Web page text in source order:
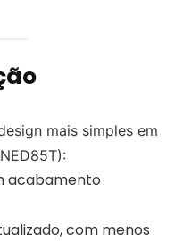
mais simples em
acabamento
com menos